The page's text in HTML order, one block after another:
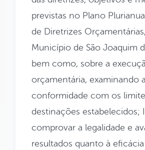
previstas no Plano
de Diretrizes
Município de São Joaquim
bem como, sobre a
orçamentária, examinando a
conformidade com os
destinações estabelecidos;
comprovar a legalidade e
resultados quanto à